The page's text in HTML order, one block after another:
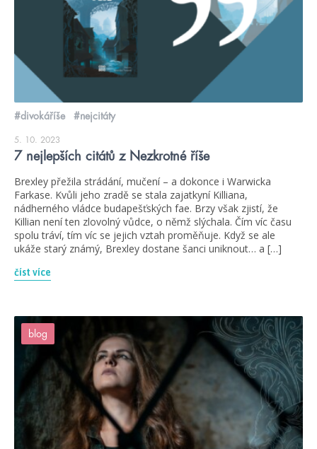
#divokáříše #nejcitáty
5. 10. 2023
7 nejlepších citátů z Nezkrotné říše
Brexley přežila strádání, mučení – a dokonce i Warwicka
Farkase. Kvůli jeho zradě se stala zajatkyní Killiana,
nádherného vládce budapešťských fae. Brzy však zjistí, že
Killian není ten zlovolný vůdce, o němž slýchala. Čím víc času
spolu tráví, tím víc se jejich vztah proměňuje. Když se ale
ukáže starý známý, Brexley dostane šanci uniknout… a […]
číst více
blog